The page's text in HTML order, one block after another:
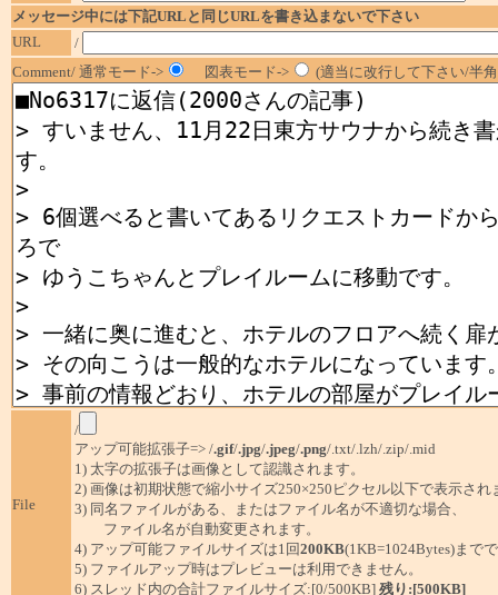
メッセージ中には下記URLと同じURLを書き込まないで下さい
URL
/
Comment/ 通常モード->
図表モード-> (適当に改行して下さい/半
File
/
アップ可能拡張子=> /.gif/.jpg/.jpeg/.png/.txt/.lzh/.zip/.mid
1) 太字の拡張子は画像として認識されます。
2) 画像は初期状態で縮小サイズ250×250ピクセル以下で表示され
3) 同名ファイルがある、またはファイル名が不適切な場合、
ファイル名が自動変更されます。
4) アップ可能ファイルサイズは1回200KB(1KB=1024Bytes)まで
5) ファイルアップ時はプレビューは利用できません。
6) スレッド内の合計ファイルサイズ:[0/500KB] 残り:[500KB]